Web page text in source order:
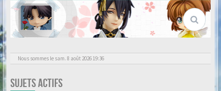
Nous sommes le sam. 8 août 2026 19:36
SUJETS ACTIFS